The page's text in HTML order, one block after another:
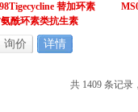
替加环素
酰环素类抗生素
询价 详情
共 1409 条记录